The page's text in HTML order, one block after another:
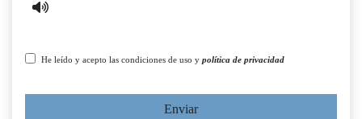
He leído y acepto las condiciones de uso y política de privacidad
Enviar